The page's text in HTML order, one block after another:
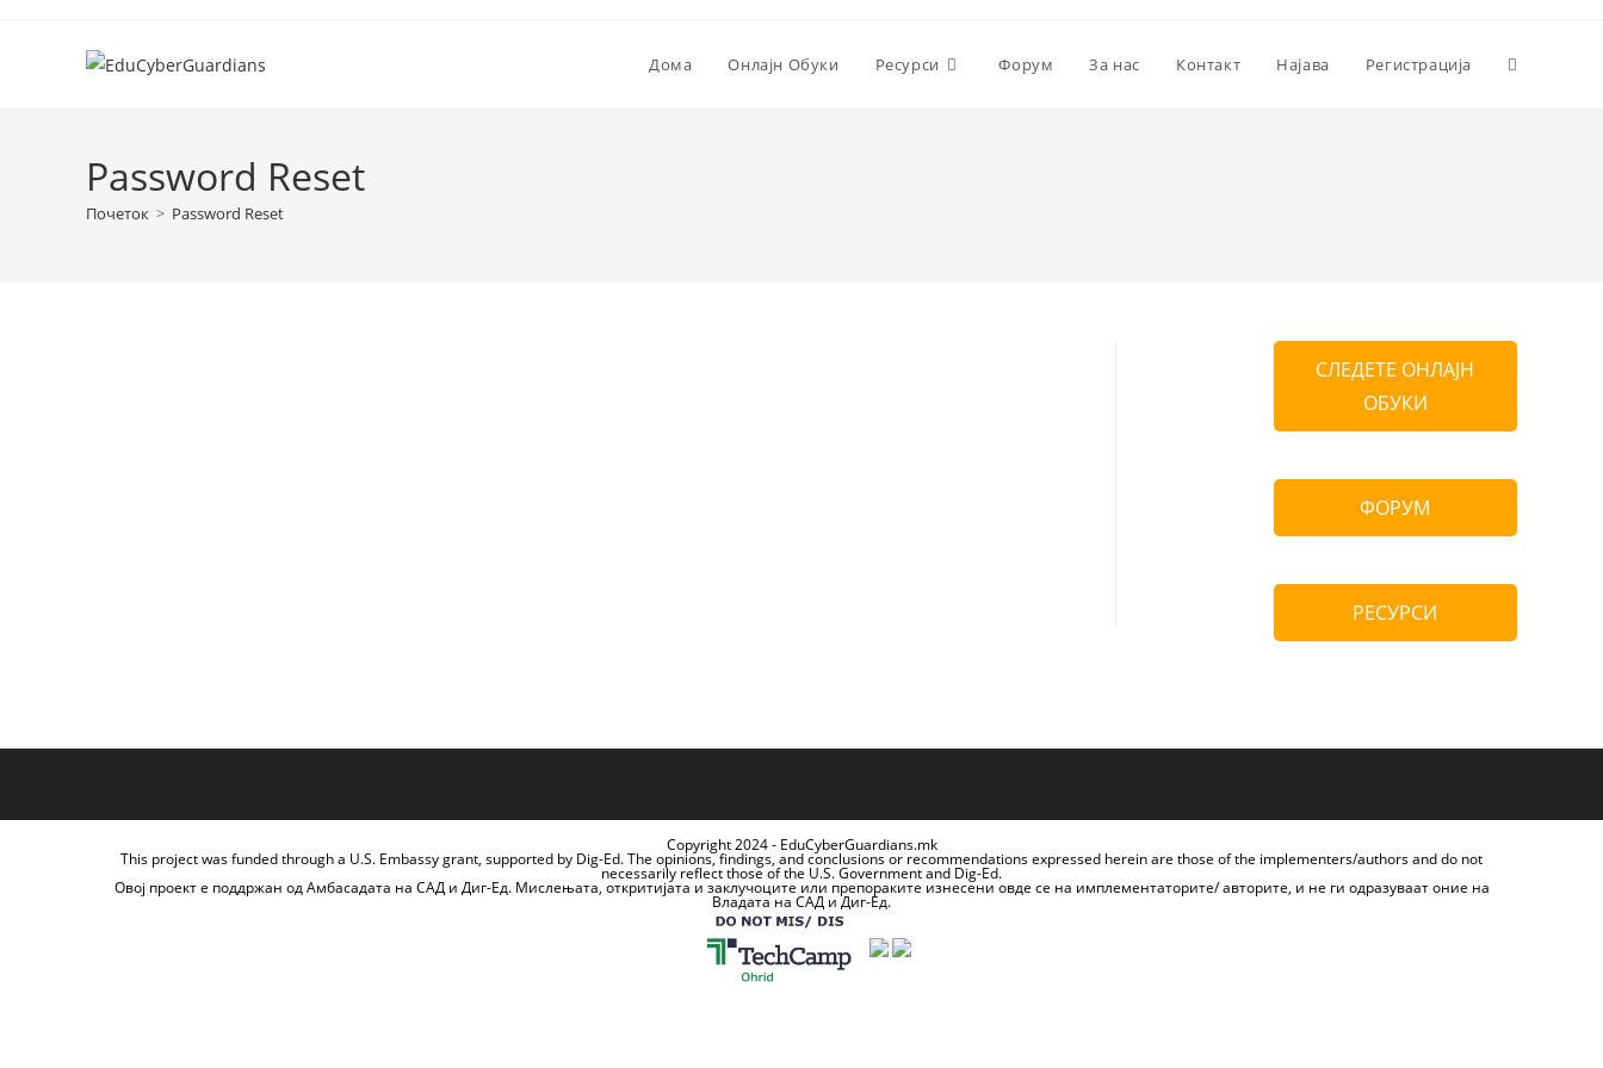
Дома Онлајн Обуки Ресурси Форум За нас Контакт Најава Регистрација
Password Reset
Почеток > Password Reset
СЛЕДЕТЕ ОНЛАЈН
ОБУКИ
ФОРУМ
РЕСУРСИ
Copyright 2024 - EduCyberGuardians.mk
This project was funded through a U.S. Embassy grant, supported by Dig-Ed. The opinions, findings, and conclusions or recommendations expressed herein are those of the implementers/authors and do not
necessarily reflect those of the U.S. Government and Dig-Ed.
Овој проект е поддржан од Амбасадата на САД и Диг-Ед. Мислењата, откритијата и заклучоците или препораките изнесени овде се на имплементаторите/ авторите, и не ги одразуваат оние на
Владата на САД и Диг-Ед.